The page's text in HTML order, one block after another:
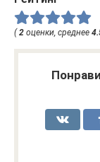
(2 оценки, среднее